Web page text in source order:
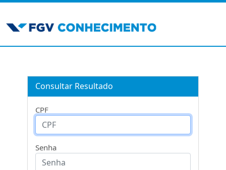
Consultar Resultado
CPF
Senha